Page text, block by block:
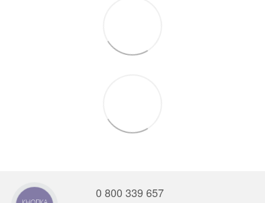
0 800 339 657